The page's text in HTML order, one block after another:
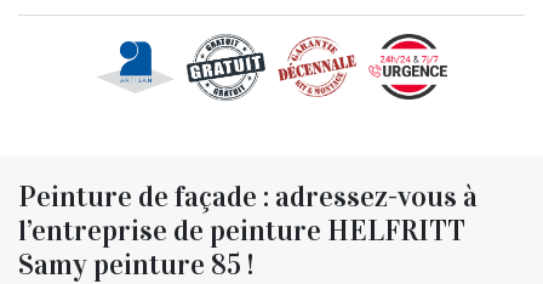
Peinture de façade : adressez-vous à
l’entreprise de peinture HELFRITT
Samy peinture 85 !